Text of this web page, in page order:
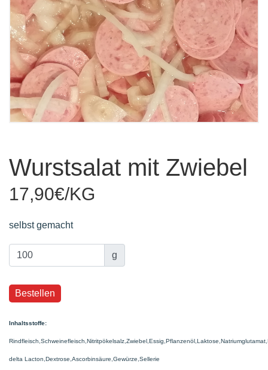
Wurstsalat mit Zwiebel
17,90€/KG
selbst gemacht
g
Inhaltsstoffe:
delta Lacton,Dextrose,Ascorbinsäure,Gewürze,Sellerie